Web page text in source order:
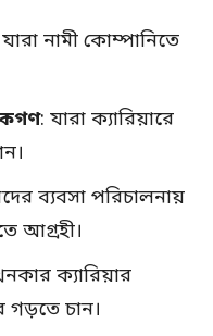
নামী কোম্পানিতে
: যারা ক্যারিয়ারে
ব্যবসা পরিচালনায়
আগ্রহী।
ক্যারিয়ার
গড়তে চান।